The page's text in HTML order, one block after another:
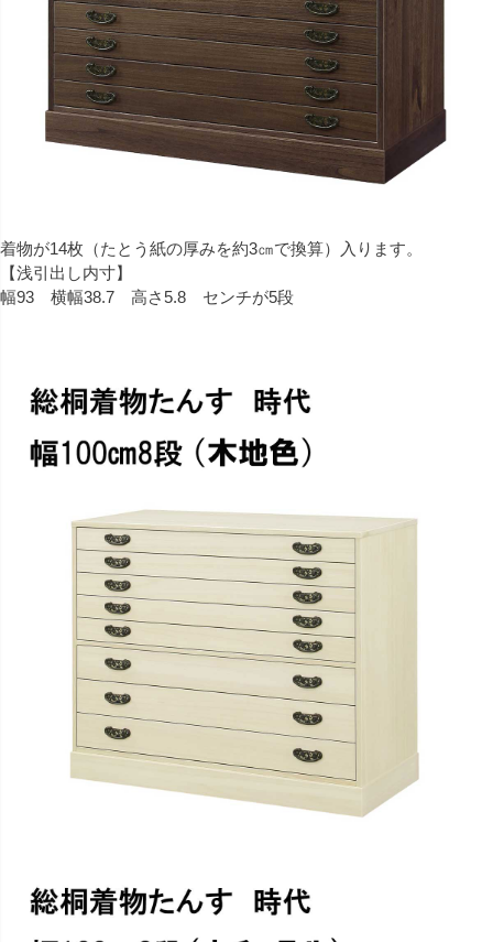
着物が14枚（たとう紙の厚みを約3㎝で換算）入ります。
【浅引出し内寸】
幅93 横幅38.7 高さ5.8 センチが5段